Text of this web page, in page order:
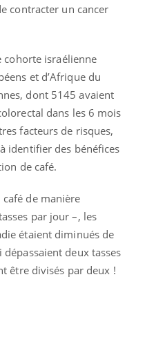
contracter un cancer
cohorte israélienne
et d’Afrique du
dont 5145 avaient
dans les 6 mois
facteurs de risques,
identifier des bénéfices
de café.
de manière
par jour –, les
étaient diminués de
deux tasses
être divisés par deux !